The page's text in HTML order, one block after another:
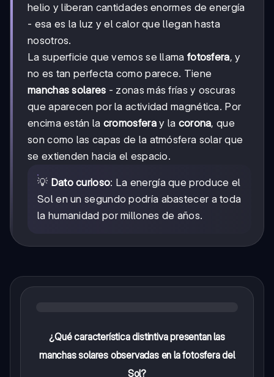
helio y liberan cantidades enormes de energía
- esa es la luz y el calor que llegan hasta
nosotros.
La superficie que vemos se llama fotosfera, y
no es tan perfecta como parece. Tiene
manchas solares - zonas más frías y oscuras
que aparecen por la actividad magnética. Por
encima están la cromosferay la corona, que
son como las capas de la atmósfera solar que
se extienden hacia el espacio.
💡 Dato curioso: La energía que produce el
Sol en un segundo podría abastecer a toda
la humanidad por millones de años.
¿Qué característica distintiva presentan las
manchas solares observadas en la fotosfera del
Sol?